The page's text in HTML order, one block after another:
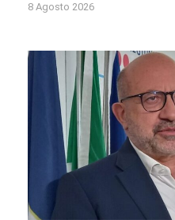
8 Agosto 2026